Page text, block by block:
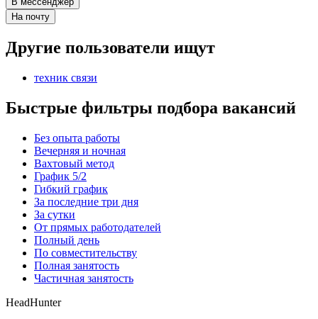
На почту
Другие пользователи ищут
техник связи
Быстрые фильтры подбора вакансий
Без опыта работы
Вечерняя и ночная
Вахтовый метод
График 5/2
Гибкий график
За последние три дня
За сутки
От прямых работодателей
Полный день
По совместительству
Полная занятость
Частичная занятость
HeadHunter